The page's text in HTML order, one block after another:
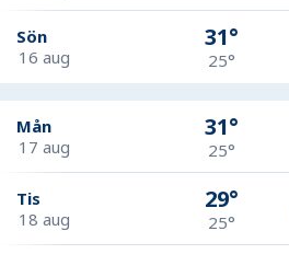
Sön
16 aug
31°
25°
Mån
17 aug
31°
25°
Tis
18 aug
29°
25°